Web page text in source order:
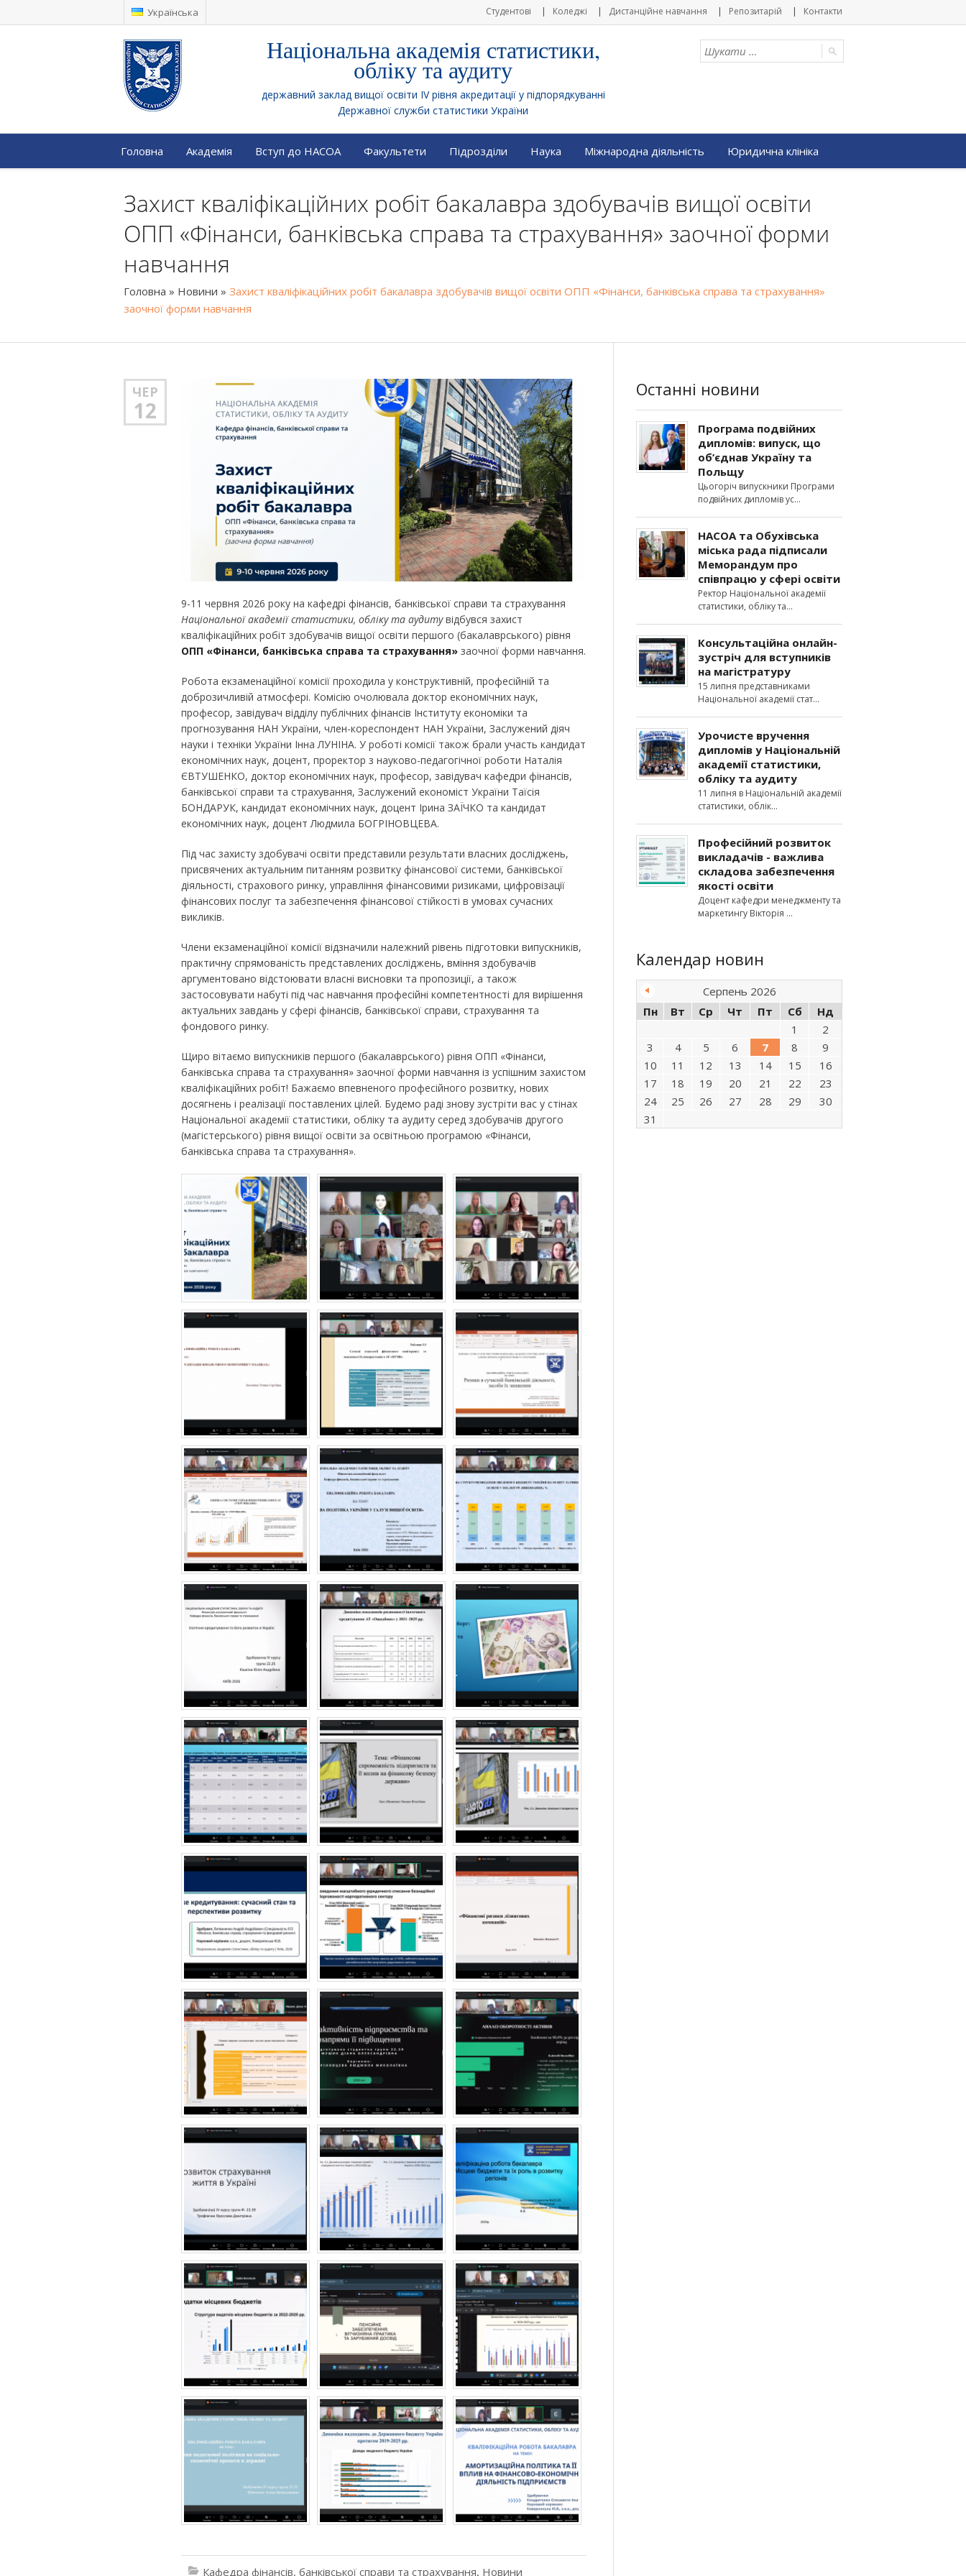
Українська Студентові Коледжі Дистанційне навчання Репозитарій Контакти
Національна академія статистики,
обліку та аудиту
державний заклад вищої освіти IV рівня акредитації у підпорядкуванні
Державної служби статистики України
Головна Академія Вступ до НАСОА Факультети Підрозділи Наука Міжнародна діяльність Юридична клініка
Захист кваліфікаційних робіт бакалавра здобувачів вищої освіти
ОПП «Фінанси, банківська справа та страхування» заочної форми
навчання
Головна » Новини » Захист кваліфікаційних робіт бакалавра здобувачів вищої освіти ОПП «Фінанси, банківська справа та страхування»
заочної форми навчання
ЧЕР
12
9-11 червня 2026 року на кафедрі фінансів, банківської справи та страхування
Національної академії статистики, обліку та аудитувідбувся захист
кваліфікаційних робіт здобувачів вищої освіти першого (бакалаврського) рівня
ОПП «Фінанси, банківська справа та страхування» заочної форми навчання.
Робота екзаменаційної комісії проходила у конструктивній, професійній та
доброзичливій атмосфері. Комісію очолювала доктор економічних наук,
професор, завідувач відділу публічних фінансів Інституту економіки та
прогнозування НАН України, член-кореспондент НАН України, Заслужений діяч
науки і техніки України Інна ЛУНІНА. У роботі комісії також брали участь кандидат
економічних наук, доцент, проректор з науково-педагогічної роботи Наталія
ЄВТУШЕНКО, доктор економічних наук, професор, завідувач кафедри фінансів,
банківської справи та страхування, Заслужений економіст України Таїсія
БОНДАРУК, кандидат економічних наук, доцент Ірина ЗАЇЧКО та кандидат
економічних наук, доцент Людмила БОГРІНОВЦЕВА.
Під час захисту здобувачі освіти представили результати власних досліджень,
присвячених актуальним питанням розвитку фінансової системи, банківської
діяльності, страхового ринку, управління фінансовими ризиками, цифровізації
фінансових послуг та забезпечення фінансової стійкості в умовах сучасних
викликів.
Члени екзаменаційної комісії відзначили належний рівень підготовки випускників,
практичну спрямованість представлених досліджень, вміння здобувачів
аргументовано відстоювати власні висновки та пропозиції, а також
застосовувати набуті під час навчання професійні компетентності для вирішення
актуальних завдань у сфері фінансів, банківської справи, страхування та
фондового ринку.
Щиро вітаємо випускників першого (бакалаврського) рівня ОПП «Фінанси,
банківська справа та страхування» заочної форми навчання із успішним захистом
кваліфікаційних робіт! Бажаємо впевненого професійного розвитку, нових
досягнень і реалізації поставлених цілей. Будемо раді знову зустріти вас у стінах
Національної академії статистики, обліку та аудиту серед здобувачів другого
(магістерського) рівня вищої освіти за освітньою програмою «Фінанси,
банківська справа та страхування».
Кафедра фінансів, банківської справи та страхування, Новини
Останні новини
Програма подвійних
дипломів: випуск, що
об’єднав Україну та
Польщу
Цьогоріч випускники Програми
подвійних дипломів ус
НАСОА та Обухівська
міська рада підписали
Меморандум про
співпрацю у сфері освіти
Ректор Національної академії
статистики, обліку та
Консультаційна онлайн-
зустріч для вступників
на магістратуру
15 липня представниками
Національної академії стат
Урочисте вручення
дипломів у Національній
академії статистики,
обліку та аудиту
11 липня в Національній академії
статистики, облік
Професійний розвиток
викладачів - важлива
складова забезпечення
якості освіти
Доцент кафедри менеджменту та
маркетингу Вікторія
Календар новин
Серпень 2026
Пн
Вт Ср Чт Пт Сб
Нд
1
2
3
4 5 6 7 8
9
10
11 12 13 14 15
16
17
18 19 20 21 22
23
24
25 26 27 28 29
30
31